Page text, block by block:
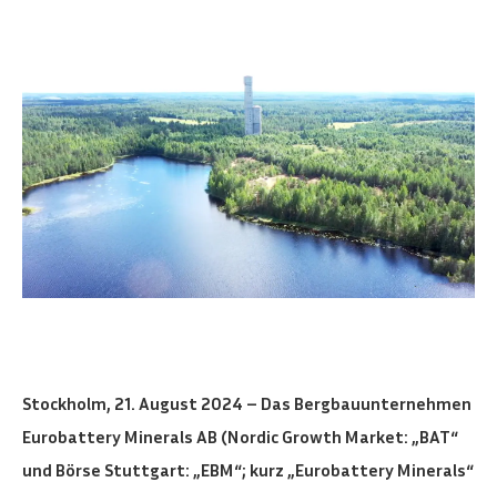
Stockholm, 21. August 2024 – Das Bergbauunternehmen
Eurobattery Minerals AB (Nordic Growth Market: „BAT“
und Börse Stuttgart: „EBM“; kurz „Eurobattery Minerals“